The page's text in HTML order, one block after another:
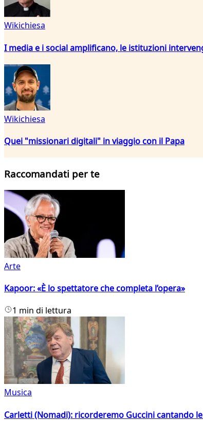
Wikichiesa
I media e i social amplificano, le istituzioni
Wikichiesa
Quei "missionari digitali" in viaggio con il Papa
Raccomandati per te
Arte
Kapoor: «È lo spettatore che completa l’opera»
1 min di lettura
Musica
Carletti (Nomadi): ricorderemo Guccini cantando